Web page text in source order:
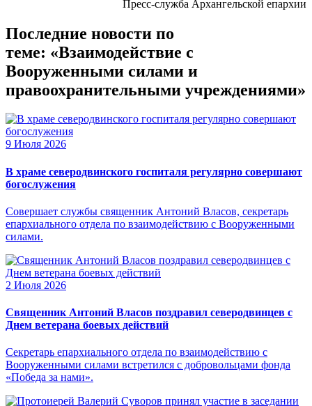
Пресс-служба Архангельской епархии
Последние новости по
теме: «Взаимодействие с
Вооруженными силами и
правоохранительными учреждениями»
9 Июля 2026
В храме северодвинского госпиталя регулярно совершают
богослужения
Совершает службы священник Антоний Власов, секретарь
епархиального отдела по взаимодействию с Вооруженными
силами.
2 Июля 2026
Священник Антоний Власов поздравил северодвинцев с
Днем ветерана боевых действий
Секретарь епархиального отдела по взаимодействию с
Вооруженными силами встретился с добровольцами фонда
«Победа за нами».